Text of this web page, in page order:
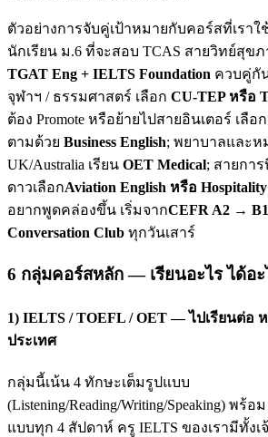
ตัวอย่างการจับคู่เป้าหมายกับคอร์สที่เรา
นักเรียน ม.6 ที่จะสอบ TCAS สายวิทย์สุข
TGAT Eng + IELTS Foundation ควบคู่กั
จุฬาฯ / ธรรมศาสตร์ เลือก CU-TEP หรือ
ต้อง Promote หรือย้ายไปสายอินเตอร์ เลือก
ตามด้วย Business English; พยาบาลและ
UK/Australia เรียน OET Medical; สายกา
ดาวเลือกAviation English หรือ
อยากพูดคล่องขึ้น เริ่มจากCEFR A2 →
Conversation Club ทุกวันเสาร์
6 กลุ่มคอร์สหลัก — เรียนอะไร ได้อะ
1) IELTS / TOEFL / OET — ไปเรียนต่อ
ประเทศ
กลุ่มนี้เน้น 4 ทักษะเต็มรูปแบบ
(Listening/Reading/Writing/Speaking) พร้อ
แบบทุก 4 สัปดาห์ ครู IELTS ของเรามีทั้งเ